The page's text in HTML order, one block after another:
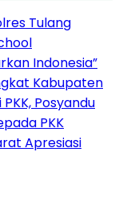
Tulang
Indonesia”
Kabupaten
Posyandu
PKK
Apresiasi